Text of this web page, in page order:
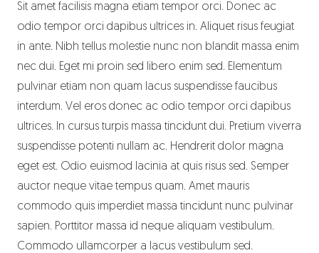
Sit amet facilisis magna etiam tempor orci. Donec ac
odio tempor orci dapibus ultrices in. Aliquet risus feugiat
in ante. Nibh tellus molestie nunc non blandit massa enim
nec dui. Eget mi proin sed libero enim sed. Elementum
pulvinar etiam non quam lacus suspendisse faucibus
interdum. Vel eros donec ac odio tempor orci dapibus
ultrices. In cursus turpis massa tincidunt dui. Pretium viverra
suspendisse potenti nullam ac. Hendrerit dolor magna
eget est. Odio euismod lacinia at quis risus sed. Semper
auctor neque vitae tempus quam. Amet mauris
commodo quis imperdiet massa tincidunt nunc pulvinar
sapien. Porttitor massa id neque aliquam vestibulum.
Commodo ullamcorper a lacus vestibulum sed.